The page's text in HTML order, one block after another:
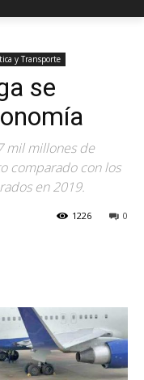
y Transporte
se
mil millones de
comparado con los
en 2019.
0
1226